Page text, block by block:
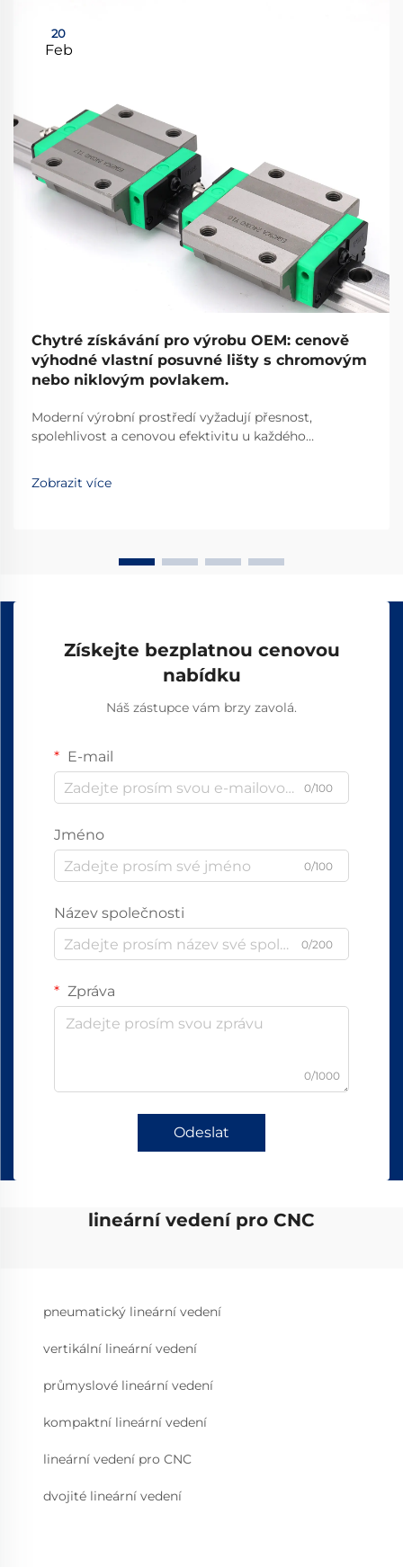
20
Feb
Chytré získávání pro výrobu OEM: cenově
výhodné vlastní posuvné lišty s chromovým
nebo niklovým povlakem.
Moderní výrobní prostředí vyžadují přesnost,
spolehlivost a cenovou efektivitu u každého
lineárního pohybu, posuvné lišty představují kritický
prvek infrastruktury, který přímo ovlivňuje výrobní
Zobrazit více
Získejte bezplatnou cenovou
nabídku
Náš zástupce vám brzy zavolá.
E-mail
0/100
Jméno
0/100
Název společnosti
0/200
Zpráva
0/1000
Odeslat
lineární vedení pro CNC
pneumatický lineární vedení
vertikální lineární vedení
průmyslové lineární vedení
kompaktní lineární vedení
lineární vedení pro CNC
dvojité lineární vedení